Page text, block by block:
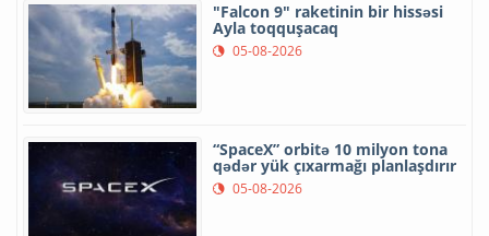
"Falcon 9" raketinin bir hissəsi
Ayla toqquşacaq
05-08-2026
“SpaceX” orbitə 10 milyon tona
qədər yük çıxarmağı planlaşdırır
05-08-2026